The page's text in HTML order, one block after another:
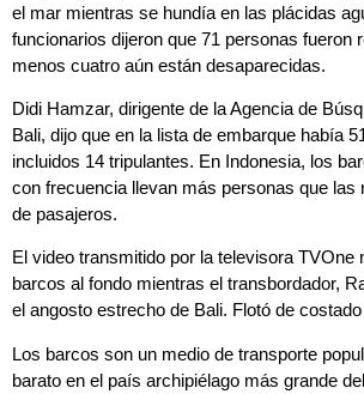
el mar mientras se hundía en las plácidas
funcionarios dijeron que 71 personas fueron
menos cuatro aún están desaparecidas.
Didi Hamzar, dirigente de la Agencia de
Bali, dijo que en la lista de embarque había
incluidos 14 tripulantes. En Indonesia, los
con frecuencia llevan más personas que las
de pasajeros.
El video transmitido por la televisora TVOne
barcos al fondo mientras el transbordador,
el angosto estrecho de Bali. Flotó de
Los barcos son un medio de transporte
barato en el país archipiélago más grande